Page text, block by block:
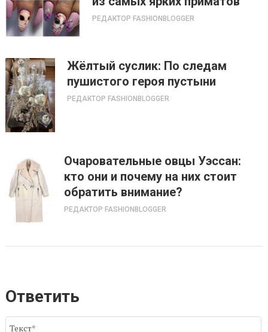
РЕДАКТОР FASHIONBLOGGER
Жёлтый суслик: По следам
пушистого героя пустыни
РЕДАКТОР FASHIONBLOGGER
Очаровательные овцы Уэссан:
кто они и почему на них стоит
обратить внимание?
РЕДАКТОР FASHIONBLOGGER
Ответить